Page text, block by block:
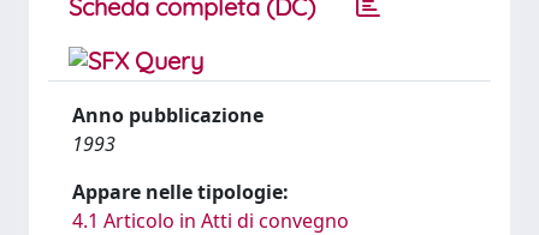
Scheda completa (DC)
Anno pubblicazione
1993
Appare nelle tipologie:
4.1 Articolo in Atti di convegno